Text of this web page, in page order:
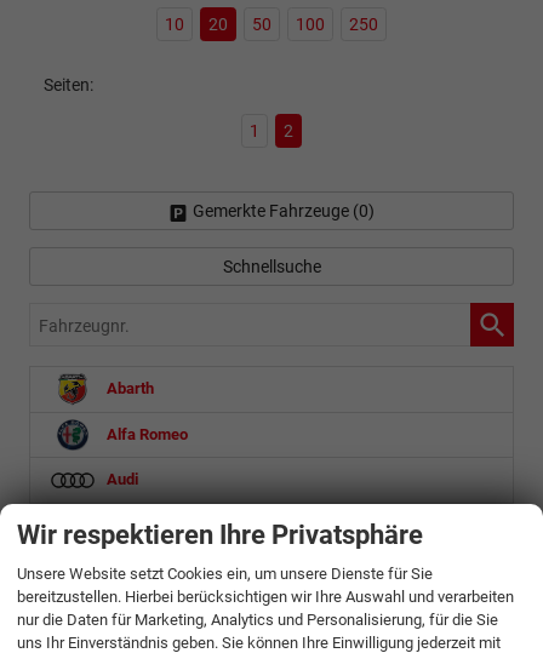
10 20 50 100 250
Seiten:
1 2
Gemerkte Fahrzeuge (0)
Schnellsuche
Fahrzeugnr.
Abarth
Alfa Romeo
Audi
Baic
Bentley
BMW
Wir respektieren Ihre Privatsphäre
Unsere Website setzt Cookies ein, um unsere Dienste für Sie
bereitzustellen. Hierbei berücksichtigen wir Ihre Auswahl und verarbeiten
nur die Daten für Marketing, Analytics und Personalisierung, für die Sie
uns Ihr Einverständnis geben. Sie können Ihre Einwilligung jederzeit mit